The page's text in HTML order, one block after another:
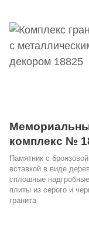
комплекс №
Памятник с бронзовой
вставкой в виде
сплошные надгробные
плиты из серого и
гранита